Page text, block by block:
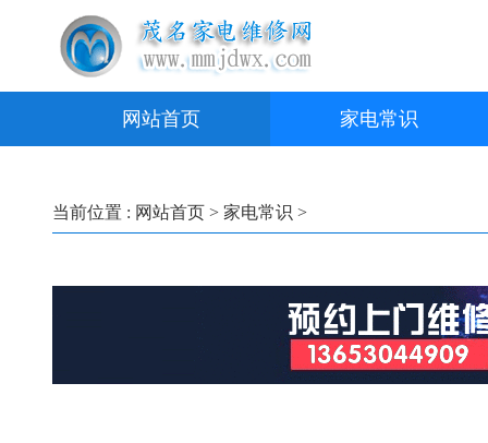
网站首页 家电常识
当前位置 : 网站首页 > 家电常识 >